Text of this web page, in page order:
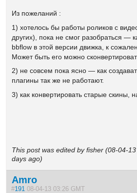
Из пожеланий :
1) хотелось бы работы роликов с
других), пока не смог разобраться —
bbflow в этой версии движка, к
Может быть его можно
2) не совсем пока ясно — как
плагины так же не работают.
3) как конвертировать старые скины,
This post was edited by fisher (08-04-
days ago)
Amro
#191 08-04-13 03:26 GMT